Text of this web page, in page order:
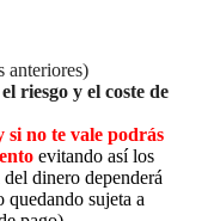
anteriores)
riesgo y el coste de
no te vale podrás
evitando así los
dinero dependerá
sujeta a